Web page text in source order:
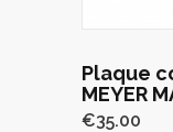
Plaque
MEYER
€35.00